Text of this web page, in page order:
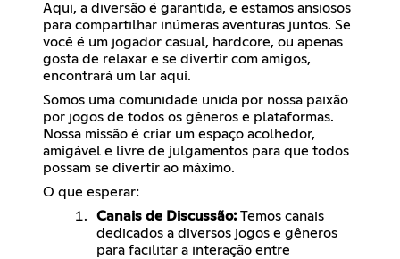
Aqui, a diversão é garantida, e estamos ansiosos
para compartilhar inúmeras aventuras juntos. Se
você é um jogador casual, hardcore, ou apenas
gosta de relaxar e se divertir com amigos,
encontrará um lar aqui.
Somos uma comunidade unida por nossa paixão
por jogos de todos os gêneros e plataformas.
Nossa missão é criar um espaço acolhedor,
amigável e livre de julgamentos para que todos
possam se divertir ao máximo.
O que esperar:
Canais de Discussão:Temos canais
dedicados a diversos jogos e gêneros
para facilitar a interação entre